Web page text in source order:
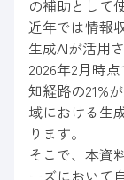
の補助として
近年では情報
生成AIが活用
2026年2月時
知経路の21%
域における生
ります。
そこで、本資